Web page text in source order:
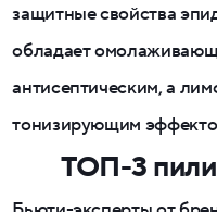
защитные свойства
обладает
антисептическим, а
тонизирующим
ТОП-3